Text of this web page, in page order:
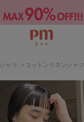
シャツ > コットンリネンシャツ